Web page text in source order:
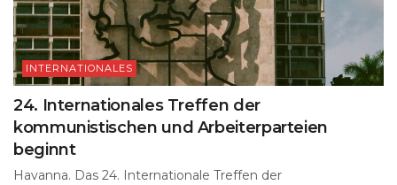
INTERNATIONALES
24. Internationales Treffen der
kommunistischen und Arbeiterparteien
beginnt
Havanna. Das 24. Internationale Treffen der